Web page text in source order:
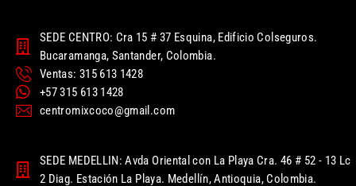
SEDE CENTRO: Cra 15 # 37 Esquina, Edificio Colseguros.
Bucaramanga, Santander, Colombia.
Ventas: 315 613 1428
+57 315 613 1428
centromixcoco@gmail.com
SEDE MEDELLIN: Avda Oriental con La Playa Cra. 46 # 52 - 13 Lc
2 Diag. Estación La Playa. Medellín, Antioquia, Colombia.